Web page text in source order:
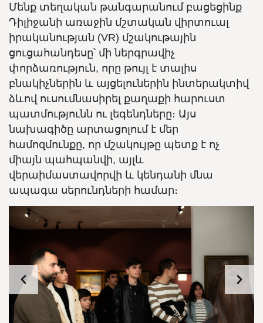
Մենք տեղական թանգարանում բացեցինք
Դիլիջանի առաջին մշտական ​​վիրտուալ
իրականության (VR) մշակութային
ցուցահանդեսը՝ մի ներգրավիչ
փորձառություն, որը թույլ է տալիս
բնակիչներին և այցելուներին ինտերակտիվ
ձևով ուսումնասիրել քաղաքի հարուստ
պատմությունն ու լեգենդները։ Այս
նախագիծը արտացոլում է մեր
համոզմունքը, որ մշակույթը պետք է ոչ
միայն պահպանվի, այլև
վերաիմաստավորվի և կենդանի մնա
ապագա սերունդների համար։